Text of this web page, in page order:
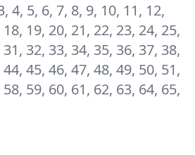
4, 5, 6, 7, 8, 9, 10, 11, 12,
19, 20, 21, 22, 23, 24, 25,
32, 33, 34, 35, 36, 37, 38,
45, 46, 47, 48, 49, 50, 51,
59, 60, 61, 62, 63, 64, 65,